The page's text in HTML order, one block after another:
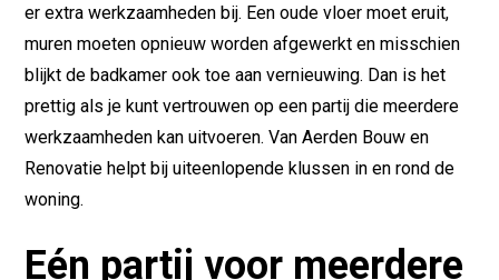
er extra werkzaamheden bij. Een oude vloer moet eruit,
muren moeten opnieuw worden afgewerkt en misschien
blijkt de badkamer ook toe aan vernieuwing. Dan is het
prettig als je kunt vertrouwen op een partij die meerdere
werkzaamheden kan uitvoeren. Van Aerden Bouw en
Renovatie helpt bij uiteenlopende klussen in en rond de
woning.
Eén partij voor meerdere